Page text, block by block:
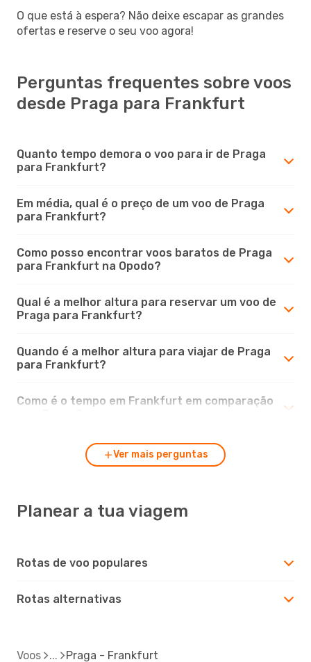
O que está à espera? Não deixe escapar as grandes
ofertas e reserve o seu voo agora!
Perguntas frequentes sobre voos
desde Praga para Frankfurt
Quanto tempo demora o voo para ir de Praga
para Frankfurt?
Em média, qual é o preço de um voo de Praga
para Frankfurt?
Como posso encontrar voos baratos de Praga
para Frankfurt na Opodo?
Qual é a melhor altura para reservar um voo de
Praga para Frankfurt?
Quando é a melhor altura para viajar de Praga
para Frankfurt?
Como é o tempo em Frankfurt em comparação
Ver mais perguntas
Planear a tua viagem
Rotas de voo populares
Rotas alternativas
Voos Praga - Frankfurt